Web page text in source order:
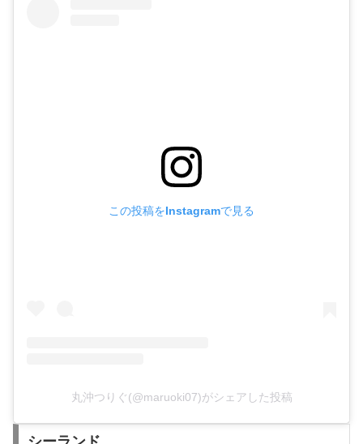
この投稿をInstagramで見る
丸沖つりぐ(@maruoki07)がシェアした投稿